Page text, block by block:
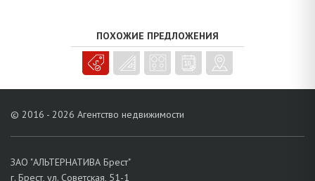
ПОХОЖИЕ ПРЕДЛОЖЕНИЯ
© 2016 - 2026 Агентство недвижимости
ЗАО "АЛЬТЕРНАТИВА Брест"
г. Брест, ул. Советская, 51-1